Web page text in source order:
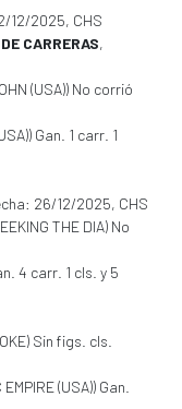
12/2025, CHS
CARRERAS,
(USA)) No corrió
Gan. 1 carr. 1
26/12/2025, CHS
THE DIA) No
4 carr. 1 cls. y 5
Sin figs. cls.
(USA)) Gan.